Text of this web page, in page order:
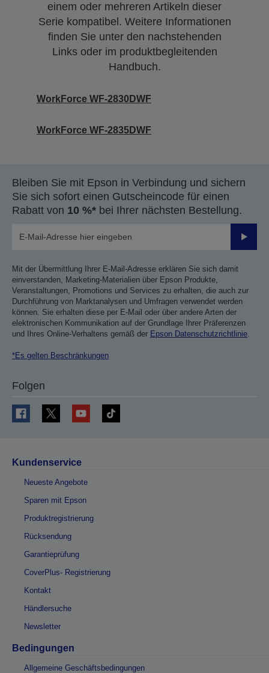
einem oder mehreren Artikeln dieser
Serie kompatibel. Weitere Informationen
finden Sie unter den nachstehenden
Links oder im produktbegleitenden
Handbuch.
WorkForce WF-2830DWF
WorkForce WF-2835DWF
Bleiben Sie mit Epson in Verbindung und sichern
Sie sich sofort einen Gutscheincode für einen
Rabatt von 10 %* bei Ihrer nächsten Bestellung.
Mit der Übermittlung Ihrer E-Mail-Adresse erklären Sie sich damit
einverstanden, Marketing-Materialien über Epson Produkte,
Veranstaltungen, Promotions und Services zu erhalten, die auch zur
Durchführung von Marktanalysen und Umfragen verwendet werden
können. Sie erhalten diese per E-Mail oder über andere Arten der
elektronischen Kommunikation auf der Grundlage Ihrer Präferenzen
und Ihres Online-Verhaltens gemäß der Epson Datenschutzrichtlinie.
*Es gelten Beschränkungen
Folgen
Kundenservice
Neueste Angebote
Sparen mit Epson
Produktregistrierung
Rücksendung
Garantieprüfung
CoverPlus- Registrierung
Kontakt
Händlersuche
Newsletter
Bedingungen
Allgemeine Geschäftsbedingungen